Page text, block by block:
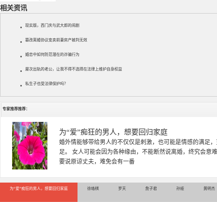
相关资讯
现实版，西门庆与武大郎的闹剧
篡改离婚协议变卖前妻房产被判无效
婚恋中如何防范潜在的诈骗行为
屡次出轨的老公，让我不得不选择在法律上维护自身权益
私生子也受法律保护吗？
专家推荐推荐：
徐珞棋
徐珞棋，婚姻家庭咨询师，毕业于重庆师范大学心理学专业
多年，对婚姻情感分析、恋爱择偶、夫妻关系，情感挽回、
千小时，积累了丰富的咨
为“爱”痴狂的男人，想要回归家庭 徐珞棋 罗天 詹子君 孙娅 黄明杰